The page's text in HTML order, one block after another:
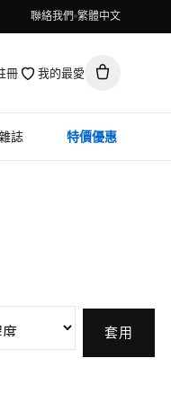
聯絡我們 繁體中文
冊 我的最愛
誌 特價優惠
套用